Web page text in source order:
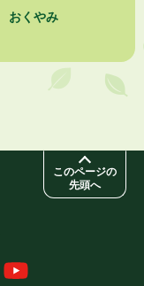
おくやみ
このページの
先頭へ